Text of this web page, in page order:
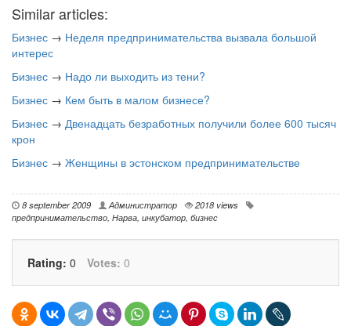
Similar articles:
Бизнес → Неделя предпринимательства вызвала большой
интерес
Бизнес → Надо ли выходить из тени?
Бизнес → Кем быть в малом бизнесе?
Бизнес → Двенадцать безработных получили более 600 тысяч
крон
Бизнес → Женщины в эстонском предпринимательстве
8 september 2009 Администратор
2018 views
предпринимательство, Нарва, инкубатор, бизнес
Rating: 0 Votes: 0